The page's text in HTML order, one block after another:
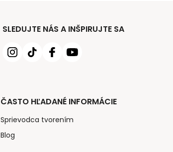
SLEDUJTE NÁS A INŠPIRUJTE SA
ČASTO HĽADANÉ INFORMÁCIE
Sprievodca tvorením
Blog